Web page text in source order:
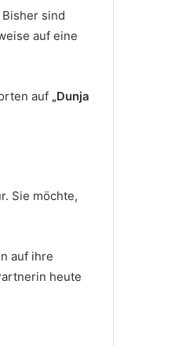
sind
auf eine
auf „Dunja
Sie möchte,
auf ihre
heute